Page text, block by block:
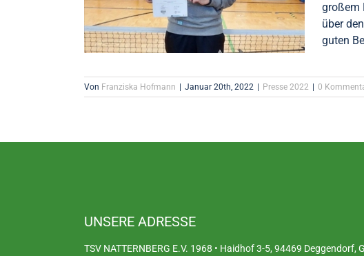
großem
über
guten
Von Franziska Hofmann Januar 20th, 2022 Presse 2022 0
UNSERE ADRESSE
TSV NATTERNBERG E.V. 1968 • Haidhof 3-5, 94469